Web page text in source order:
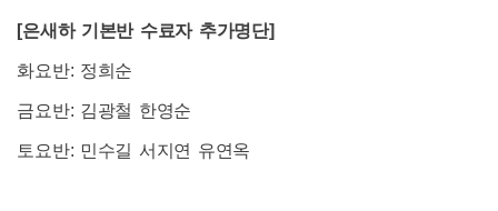
[은새하 기본반 수료자 추가명단]
화요반: 정희순
금요반: 김광철 한영순
토요반: 민수길 서지연 유연옥